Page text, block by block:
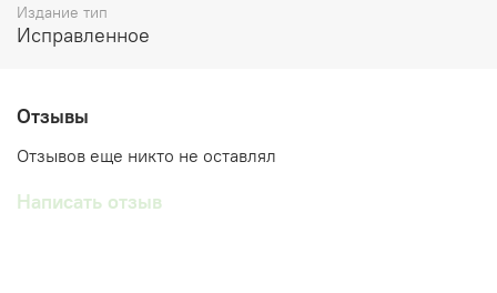
Издание тип
Исправленное
Отзывы
Отзывов еще никто не оставлял
Написать отзыв